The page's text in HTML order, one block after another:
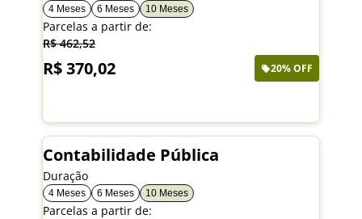
4 Meses 6 Meses 10 Meses
Parcelas a partir de:
R$ 462,52
R$ 370,02 20% OFF
Contabilidade Pública
Duração
4 Meses 6 Meses 10 Meses
Parcelas a partir de: